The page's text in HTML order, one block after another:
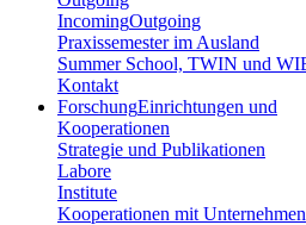
IncomingOutgoing
Praxissemester im Ausland
Summer School, TWIN und
Kontakt
ForschungEinrichtungen und
Kooperationen
Strategie und Publikationen
Labore
Institute
Kooperationen mit Unternehmen